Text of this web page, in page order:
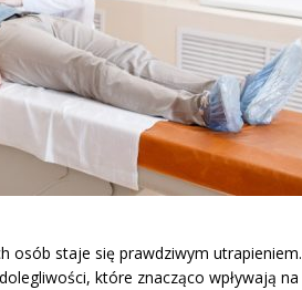
osób staje się prawdziwym utrapieniem.
które znacząco wpływają na